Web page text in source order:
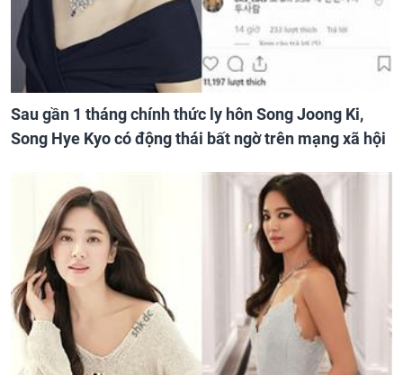
Sau gần 1 tháng chính thức ly hôn Song Joong Ki,
Song Hye Kyo có động thái bất ngờ trên mạng xã hội